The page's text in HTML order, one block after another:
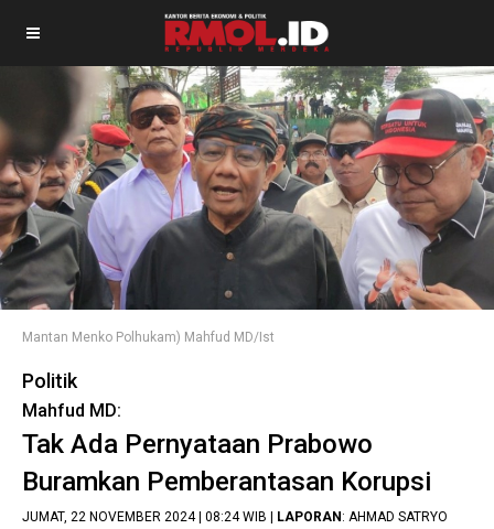
Mantan Menko Polhukam) Mahfud MD/Ist
Politik
Mahfud MD:
Tak Ada Pernyataan Prabowo
Buramkan Pemberantasan Korupsi
JUMAT, 22 NOVEMBER 2024 | 08:24 WIB | LAPORAN: AHMAD SATRYO